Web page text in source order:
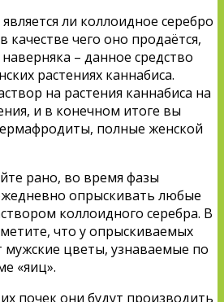
ли коллоидное серебро
качестве чего оно продаётся,
– данное средство
растениях каннабиса.
на растения каннабиса на
и в конечном итоге вы
полные женской
рано, во время фазы
опрыскивать любые
коллоидного серебра. В
что у опрыскиваемых
мужские цветы, узнаваемые по
«яиц».
почек они будут производить